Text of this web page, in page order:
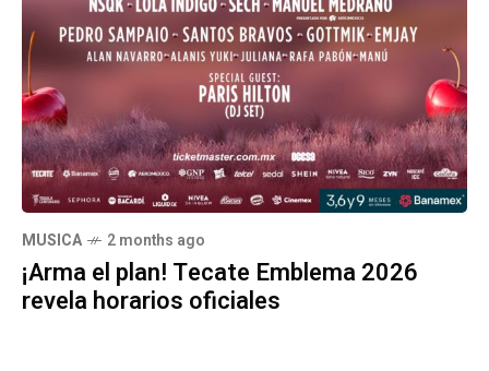
MUSICA 2 months ago
¡Arma el plan! Tecate Emblema 2026
revela horarios oficiales